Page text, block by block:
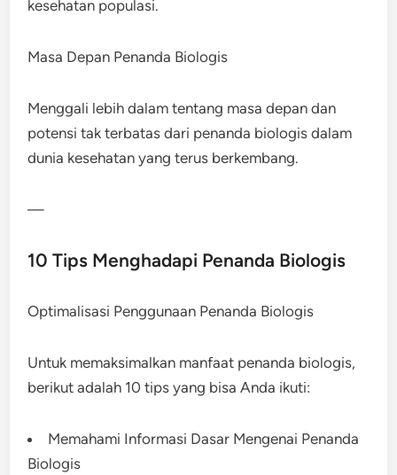
kesehatan populasi.
Masa Depan Penanda Biologis
Menggali lebih dalam tentang masa depan dan
potensi tak terbatas dari penanda biologis dalam
dunia kesehatan yang terus berkembang.
—
10 Tips Menghadapi Penanda Biologis
Optimalisasi Penggunaan Penanda Biologis
Untuk memaksimalkan manfaat penanda biologis,
berikut adalah 10 tips yang bisa Anda ikuti:
Memahami Informasi Dasar Mengenai Penanda
Biologis